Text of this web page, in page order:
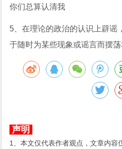
你们总算认清我
5、在理论的政治的认识上辟谣
于随时为某些现象或谣言而摆荡
声明
1、本文仅代表作者观点，文章内容